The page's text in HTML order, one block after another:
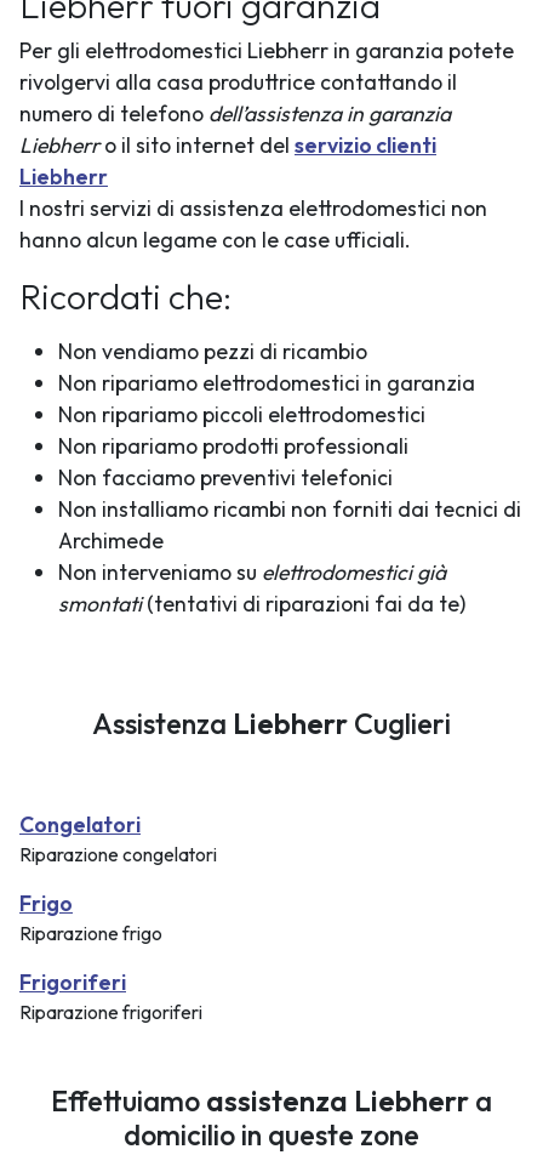
Per gli elettrodomestici Liebherr in garanzia potete
rivolgervi alla casa produttrice contattando il
numero di telefono dell’assistenza in garanzia
Liebherro il sito internet del servizio clienti
Liebherr
I nostri servizi di assistenza elettrodomestici non
hanno alcun legame con le case ufficiali.
Ricordati che:
Non vendiamo pezzi di ricambio
Non ripariamo elettrodomestici in garanzia
Non ripariamo piccoli elettrodomestici
Non ripariamo prodotti professionali
Non facciamo preventivi telefonici
Non installiamo ricambi non forniti dai tecnici di
Archimede
Non interveniamo su elettrodomestici già
smontati(tentativi di riparazioni fai da te)
Assistenza Liebherr Cuglieri
Congelatori
Riparazione congelatori
Frigo
Riparazione frigo
Frigoriferi
Riparazione frigoriferi
Effettuiamo assistenza Liebherr a
domicilio in queste zone